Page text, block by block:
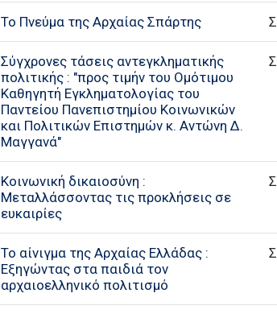
Το Πνεύμα της Αρχαίας Σπάρτης
Σύγχρονες τάσεις αντεγκληματικής
πολιτικής : "προς τιμήν του Ομότιμου
Καθηγητή Εγκληματολογίας του
Παντείου Πανεπιστημίου Κοινωνικών
και Πολιτικών Επιστημών κ. Αντώνη Δ.
Μαγγανά"
Κοινωνική δικαιοσύνη :
Μεταλλάσσοντας τις προκλήσεις σε
ευκαιρίες
Το αίνιγμα της Αρχαίας Ελλάδας :
Εξηγώντας στα παιδιά τον
αρχαιοελληνικό πολιτισμό